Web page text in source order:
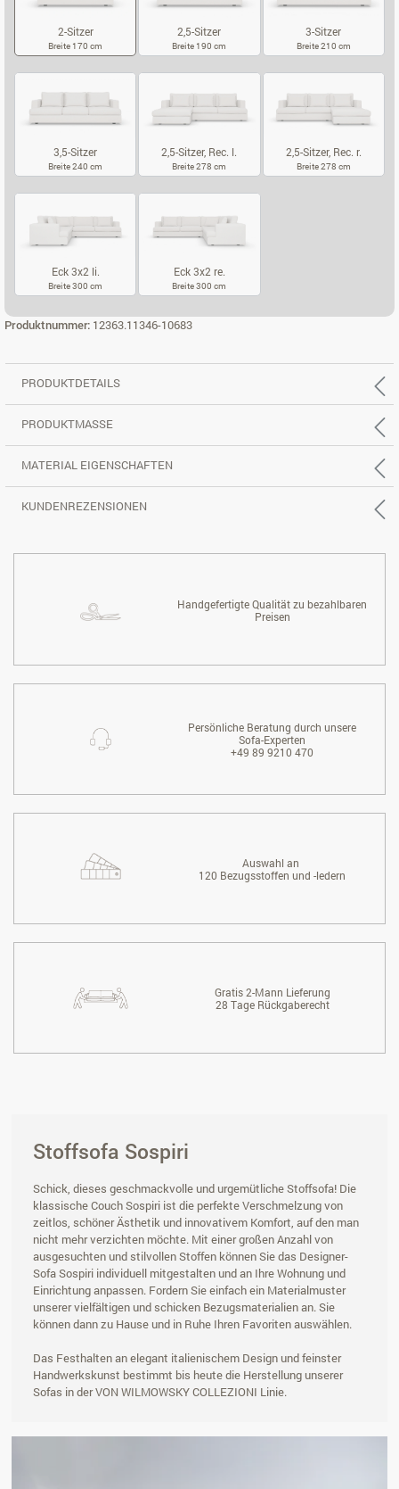
2-Sitzer
Breite 170 cm
2,5-Sitzer
Breite 190 cm
3-Sitzer
Breite 210 cm
3,5-Sitzer
Breite 240 cm
2,5-Sitzer, Rec. l.
Breite 278 cm
2,5-Sitzer, Rec. r.
Breite 278 cm
Eck 3x2 li.
Breite 300 cm
Eck 3x2 re.
Breite 300 cm
Produktnummer: 12363.11346-10683
PRODUKTDETAILS
PRODUKTMASSE
MATERIAL EIGENSCHAFTEN
KUNDENREZENSIONEN
Handgefertigte Qualität zu bezahlbaren
Preisen
Persönliche Beratung durch unsere
Sofa-Experten
+49 89 9210 470
Auswahl an
120 Bezugsstoffen und -ledern
Gratis 2-Mann Lieferung
28 Tage Rückgaberecht
Stoffsofa Sospiri
Schick, dieses geschmackvolle und urgemütliche Stoffsofa! Die
klassische Couch Sospiri ist die perfekte Verschmelzung von
zeitlos, schöner Ästhetik und innovativem Komfort, auf den man
nicht mehr verzichten möchte. Mit einer großen Anzahl von
ausgesuchten und stilvollen Stoffen können Sie das Designer-
Sofa Sospiri individuell mitgestalten und an Ihre Wohnung und
Einrichtung anpassen. Fordern Sie einfach ein Materialmuster
unserer vielfältigen und schicken Bezugsmaterialien an. Sie
können dann zu Hause und in Ruhe Ihren Favoriten auswählen.
Das Festhalten an elegant italienischem Design und feinster
Handwerkskunst bestimmt bis heute die Herstellung unserer
Sofas in der VON WILMOWSKY COLLEZIONI Linie.